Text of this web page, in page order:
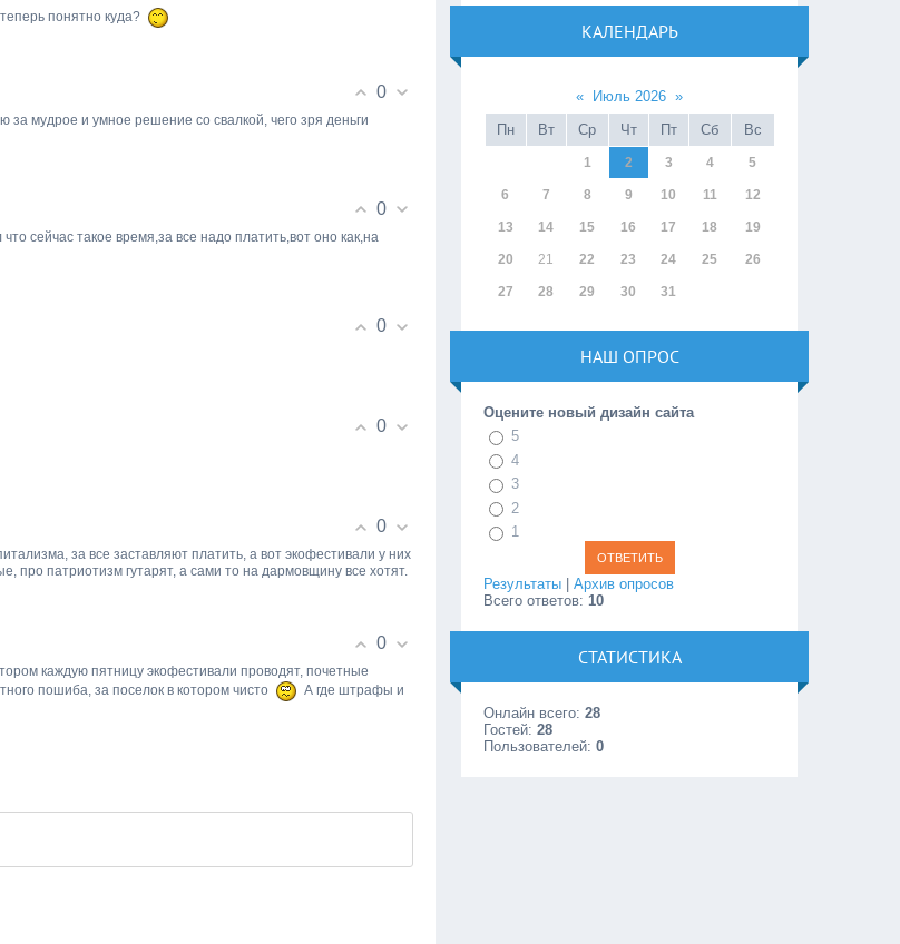
понятно куда?
0
мудрое и умное решение со свалкой, чего зря деньги
0
сейчас такое время,за все надо платить,вот оно как,на
0
0
0
за все заставляют платить, а вот экофестивали у них
про патриотизм гутарят, а сами то на дармовщину все хотят.
0
каждую пятницу экофестивали проводят, почетные
пошиба, за поселок в котором чисто
А где штрафы и
КАЛЕНДАРЬ
« Июль 2026 »
Пн
Вт Ср Чт Пт Сб Вс
1 2 3 4 5
6 7 8 9 10 11 12
13 14 15 16 17 18 19
20 21 22 23 24 25 26
27 28 29 30 31
НАШ ОПРОС
Оцените новый дизайн сайта
5
4
3
2
1
Результаты |Архив опросов
Всего ответов: 10
СТАТИСТИКА
Онлайн всего:28
Гостей:28
Пользователей:0